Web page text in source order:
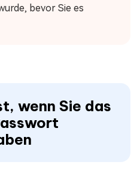
bevor Sie es
wenn Sie das